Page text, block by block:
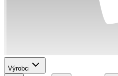
Výrobci